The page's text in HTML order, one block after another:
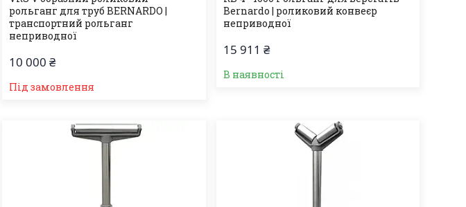
рольганг для труб BERNARDO |
транспортний рольганг
неприводної
10 000 ₴
Під замовлення
Bernardo | роликовий конвеєр
неприводної
15 911 ₴
В наявності